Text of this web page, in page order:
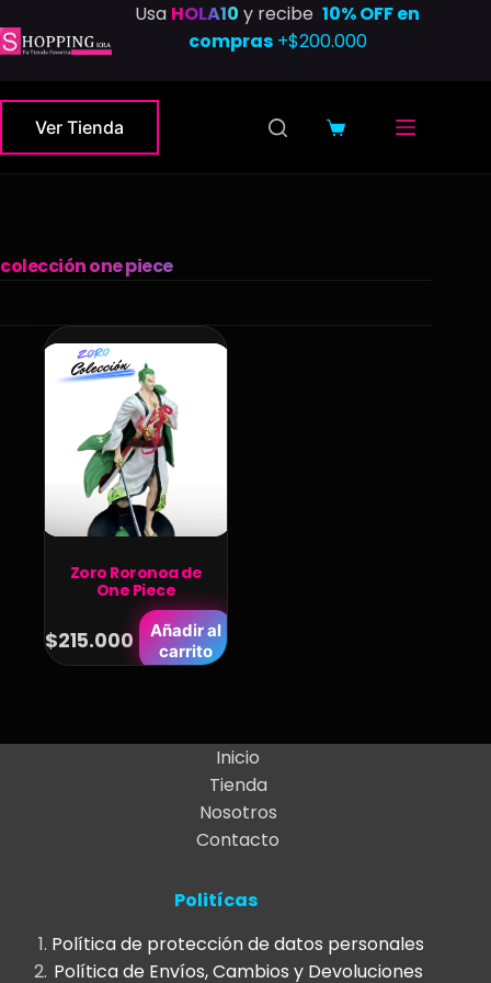
al
Usa HOLA10 y recibe10% OFF en
compras+$200.000
Ver Tienda
Carro
colección one piece
Zoro Roronoa de
One Piece
$215.000
Añadir al
carrito
Inicio
Tienda
Nosotros
Contacto
Politícas
Política de protección de datos personales
Política de Envíos, Cambios y Devoluciones